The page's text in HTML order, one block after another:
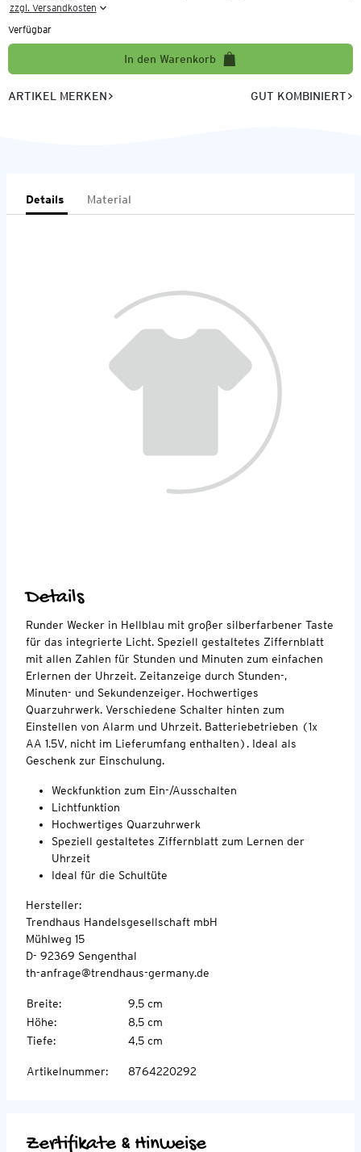
zzgl. Versandkosten
Verfügbar
In den Warenkorb
ARTIKEL MERKEN GUT KOMBINIERT
Details Material
Details
Runder Wecker in Hellblau mit großer silberfarbener Taste
für das integrierte Licht. Speziell gestaltetes Ziffernblatt
mit allen Zahlen für Stunden und Minuten zum einfachen
Erlernen der Uhrzeit. Zeitanzeige durch Stunden-,
Minuten- und Sekundenzeiger. Hochwertiges
Quarzuhrwerk. Verschiedene Schalter hinten zum
Einstellen von Alarm und Uhrzeit. Batteriebetrieben (1x
AA 1.5V, nicht im Lieferumfang enthalten). Ideal als
Geschenk zur Einschulung.
Weckfunktion zum Ein-/Ausschalten
Lichtfunktion
Hochwertiges Quarzuhrwerk
Speziell gestaltetes Ziffernblatt zum Lernen der
Uhrzeit
Ideal für die Schultüte
Hersteller:
Trendhaus Handelsgesellschaft mbH
Mühlweg 15
D- 92369 Sengenthal
th-anfrage@trendhaus-germany.de
Breite:
9,5 cm
Höhe:
8,5 cm
Tiefe: 4,5 cm
Artikelnummer: 8764220292
Zertifikate & Hinweise